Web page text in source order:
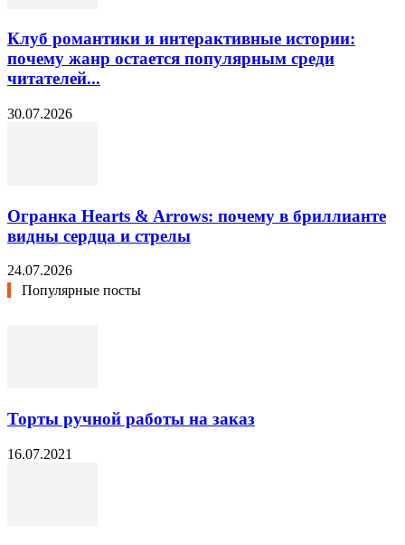
Клуб романтики и интерактивные истории:
почему жанр остается популярным среди
читателей...
30.07.2026
Огранка Hearts & Arrows: почему в бриллианте
видны сердца и стрелы
24.07.2026
Популярные посты
Торты ручной работы на заказ
16.07.2021